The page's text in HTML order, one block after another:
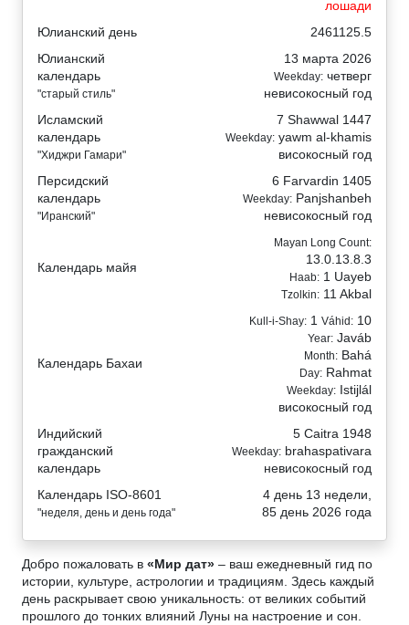
лошади
Юлианский день
2461125.5
Юлианский
календарь
"старый стиль"
13 марта 2026
Weekday: четверг
невисокосный год
Исламский
календарь
"Хиджри Гамари"
7 Shawwal 1447
Weekday: yawm al-khamis
високосный год
Персидский
календарь
"Иранский"
6 Farvardin 1405
Weekday: Panjshanbeh
невисокосный год
Календарь майя
Mayan Long Count:
13.0.13.8.3
Haab: 1 Uayeb
Tzolkin: 11 Akbal
Календарь Бахаи
Kull-i-Shay: 1 Váhid: 10
Year: Javáb
Month: Bahá
Day: Rahmat
Weekday: Istijlál
високосный год
Индийский
гражданский
календарь
5 Caitra 1948
Weekday: brahaspativara
невисокосный год
Календарь ISO-8601
"неделя, день и день года"
4 день 13 недели,
85 день 2026 года
Добро пожаловать в «Мир дат» – ваш ежедневный гид по
истории, культуре, астрологии и традициям. Здесь каждый
день раскрывает свою уникальность: от великих событий
прошлого до тонких влияний Луны на настроение и сон.